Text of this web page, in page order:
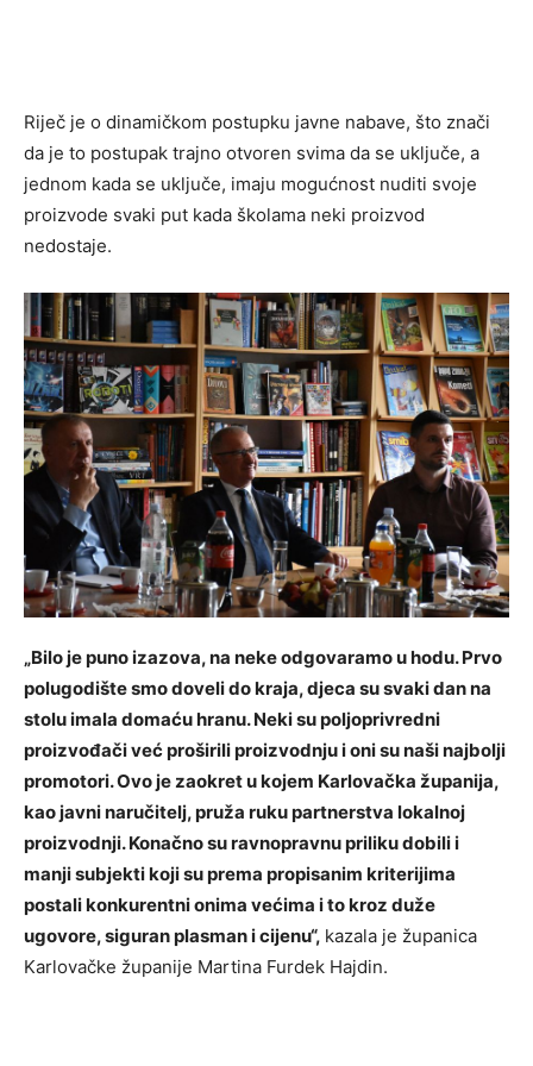
Riječ je o dinamičkom postupku javne nabave, što znači
da je to postupak trajno otvoren svima da se uključe, a
jednom kada se uključe, imaju mogućnost nuditi svoje
proizvode svaki put kada školama neki proizvod
nedostaje.
„Bilo je puno izazova, na neke odgovaramo u hodu. Prvo
polugodište smo doveli do kraja, djeca su svaki dan na
stolu imala domaću hranu. Neki su poljoprivredni
proizvođači već proširili proizvodnju i oni su naši najbolji
promotori. Ovo je zaokret u kojem Karlovačka županija,
kao javni naručitelj, pruža ruku partnerstva lokalnoj
proizvodnji. Konačno su ravnopravnu priliku dobili i
manji subjekti koji su prema propisanim kriterijima
postali konkurentni onima većima i to kroz duže
ugovore, siguran plasman i cijenu“, kazala je županica
Karlovačke županije Martina Furdek Hajdin.